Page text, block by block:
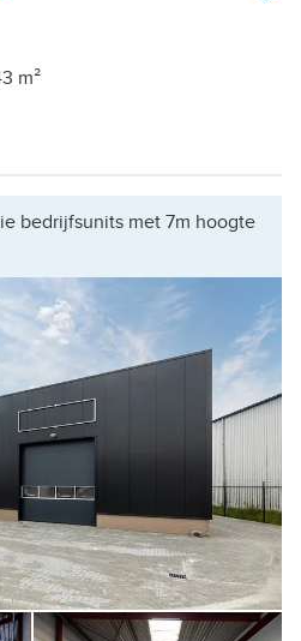
m²
bedrijfsunits met 7m hoogte